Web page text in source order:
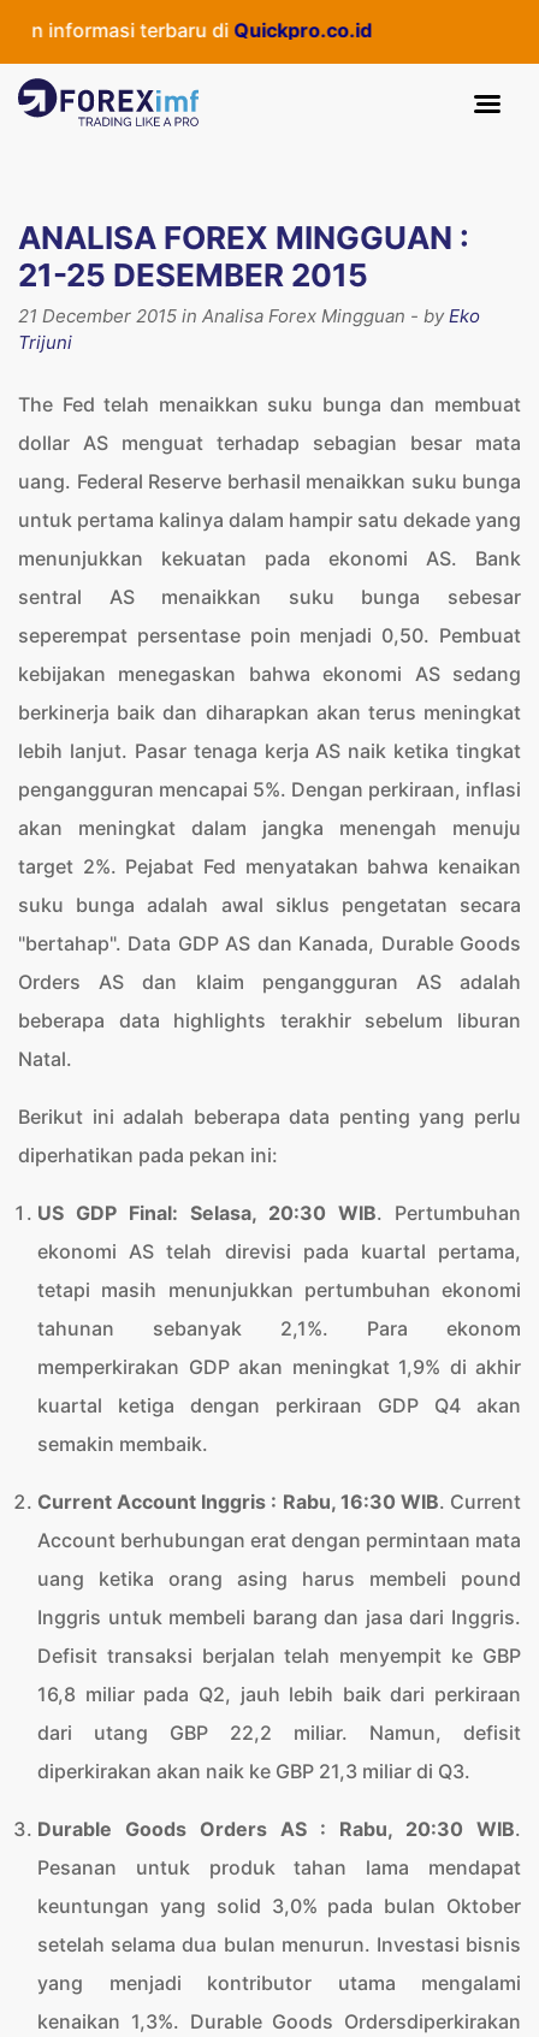
terbaru diQuickpro.co.id
ANALISA FOREX MINGGUAN :
21-25 DESEMBER 2015
21 December 2015 in Analisa Forex Mingguan - byEko
Trijuni
The Fed telah menaikkan suku bunga dan membuat
dollar AS menguat terhadap sebagian besar mata
uang. Federal Reserve berhasil menaikkan suku bunga
untuk pertama kalinya dalam hampir satu dekade yang
menunjukkan kekuatan pada ekonomi AS. Bank
sentral AS menaikkan suku bunga sebesar
seperempat persentase poin menjadi 0,50. Pembuat
kebijakan menegaskan bahwa ekonomi AS sedang
berkinerja baik dan diharapkan akan terus meningkat
lebih lanjut. Pasar tenaga kerja AS naik ketika tingkat
pengangguran mencapai 5%. Dengan perkiraan, inflasi
akan meningkat dalam jangka menengah menuju
target 2%. Pejabat Fed menyatakan bahwa kenaikan
suku bunga adalah awal siklus pengetatan secara
"bertahap". Data GDP AS dan Kanada, Durable Goods
Orders AS dan klaim pengangguran AS adalah
beberapa data highlights terakhir sebelum liburan
Natal.
Berikut ini adalah beberapa data penting yang perlu
diperhatikan pada pekan ini:
US GDP Final: Selasa, 20:30 WIB. Pertumbuhan
ekonomi AS telah direvisi pada kuartal pertama,
tetapi masih menunjukkan pertumbuhan ekonomi
tahunan sebanyak 2,1%. Para ekonom
memperkirakan GDP akan meningkat 1,9% di akhir
kuartal ketiga dengan perkiraan GDP Q4 akan
semakin membaik.
Current Account Inggris : Rabu, 16:30 WIB. Current
Account berhubungan erat dengan permintaan mata
uang ketika orang asing harus membeli pound
Inggris untuk membeli barang dan jasa dari Inggris.
Defisit transaksi berjalan telah menyempit ke GBP
16,8 miliar pada Q2, jauh lebih baik dari perkiraan
dari utang GBP 22,2 miliar. Namun, defisit
diperkirakan akan naik ke GBP 21,3 miliar di Q3.
Durable Goods Orders AS : Rabu, 20:30 WIB.
Pesanan untuk produk tahan lama mendapat
keuntungan yang solid 3,0% pada bulan Oktober
setelah selama dua bulan menurun. Investasi bisnis
yang menjadi kontributor utama mengalami
kenaikan 1,3%. Durable Goods Ordersdiperkirakan